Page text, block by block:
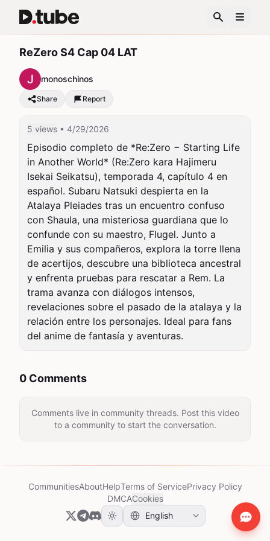
ReZero S4 Cap 04 LAT
monoschinos
Share Report
5 views • 4/29/2026
Episodio completo de *Re:Zero − Starting Life
in Another World* (Re:Zero kara Hajimeru
Isekai Seikatsu), temporada 4, capítulo 4 en
español. Subaru Natsuki despierta en la
Atalaya Pleiades tras un encuentro confuso
con Shaula, una misteriosa guardiana que lo
confunde con su maestro, Flugel. Junto a
Emilia y sus compañeros, explora la torre llena
de acertijos, descubre una biblioteca ancestral
y enfrenta pruebas para rescatar a Rem. La
trama avanza con diálogos intensos,
revelaciones sobre el pasado de la atalaya y la
relación entre los personajes. Ideal para fans
del anime de fantasía y aventuras.
0 Comments
Comments live in community threads. Post this video
to a community to start the conversation.
CommunitiesAboutHelpTerms of ServicePrivacy Policy
DMCACookies